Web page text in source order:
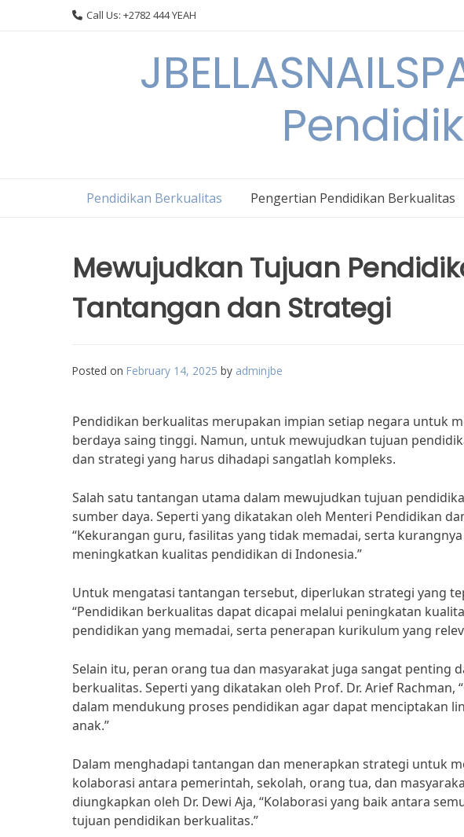
Call Us: +2782 444 YEAH
Pendidikan Berkualitas Pengertian Pendidikan Berkualitas
Mewujudkan Tujuan
Tantangan dan Strategi
Posted on February 14, 2025 by adminjbe
Pendidikan berkualitas merupakan impian setiap negara untuk
berdaya saing tinggi. Namun, untuk mewujudkan tujuan
dan strategi yang harus dihadapi sangatlah kompleks.
Salah satu tantangan utama dalam mewujudkan tujuan
sumber daya. Seperti yang dikatakan oleh Menteri Pendidikan
“Kekurangan guru, fasilitas yang tidak memadai, serta
meningkatkan kualitas pendidikan di Indonesia.”
Untuk mengatasi tantangan tersebut, diperlukan strategi yang
“Pendidikan berkualitas dapat dicapai melalui peningkatan
pendidikan yang memadai, serta penerapan kurikulum yang
Selain itu, peran orang tua dan masyarakat juga sangat penting
berkualitas. Seperti yang dikatakan oleh Prof. Dr. Arief
dalam mendukung proses pendidikan agar dapat menciptakan
anak.”
Dalam menghadapi tantangan dan menerapkan strategi untuk
kolaborasi antara pemerintah, sekolah, orang tua, dan
diungkapkan oleh Dr. Dewi Aja, “Kolaborasi yang baik antara
tujuan pendidikan berkualitas.”